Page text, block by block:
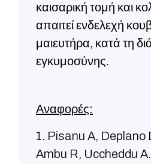
καισαρική τομή και
απαιτεί ενδελεχή
μαιευτήρα, κατά τη
εγκυμοσύνης.
Αναφορές:
1. Pisanu A, Deplano
Ambu R, Uccheddu